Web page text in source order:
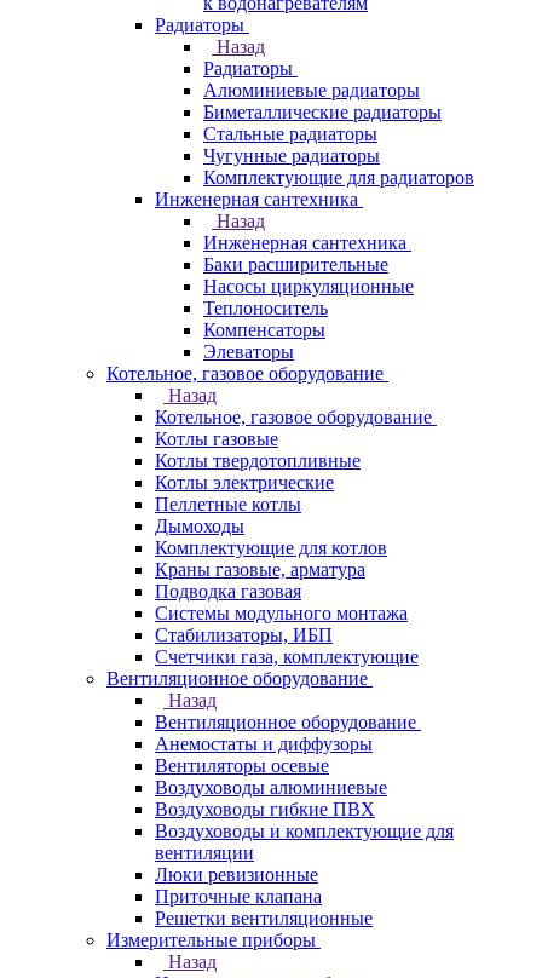
Радиаторы
Назад
Радиаторы
Алюминиевые радиаторы
Биметаллические радиаторы
Стальные радиаторы
Чугунные радиаторы
Комплектующие для радиаторов
Инженерная сантехника
Назад
Инженерная сантехника
Баки расширительные
Насосы циркуляционные
Теплоноситель
Компенсаторы
Элеваторы
Котельное, газовое оборудование
Назад
Котельное, газовое оборудование
Котлы газовые
Котлы твердотопливные
Котлы электрические
Пеллетные котлы
Дымоходы
Комплектующие для котлов
Краны газовые, арматура
Подводка газовая
Системы модульного монтажа
Стабилизаторы, ИБП
Счетчики газа, комплектующие
Вентиляционное оборудование
Назад
Вентиляционное оборудование
Анемостаты и диффузоры
Вентиляторы осевые
Воздуховоды алюминиевые
Воздуховоды гибкие ПВХ
Воздуховоды и комплектующие для
вентиляции
Люки ревизионные
Приточные клапана
Решетки вентиляционные
Измерительные приборы
Назад